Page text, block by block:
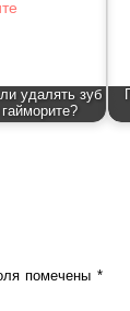
удалять зуб
помечены *